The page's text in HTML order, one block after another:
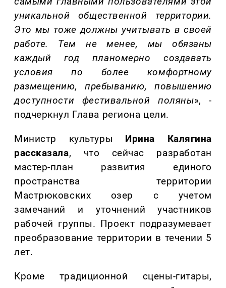
уникальной общественной территории.
Это мы тоже должны учитывать в своей
работе. Тем не менее, мы обязаны
каждый год планомерно создавать
условия по более комфортному
размещению, пребыванию, повышению
доступности фестивальной поляны», -
подчеркнул Глава региона цели.
Министр культуры
Ирина Калягина
рассказала, что сейчас разработан
мастер-план развития единого
пространства территории
Мастрюковских озер с учетом
замечаний и уточнений участников
рабочей группы. Проект подразумевает
преобразование территории в течении 5
лет.
Кроме традиционной сцены-гитары,